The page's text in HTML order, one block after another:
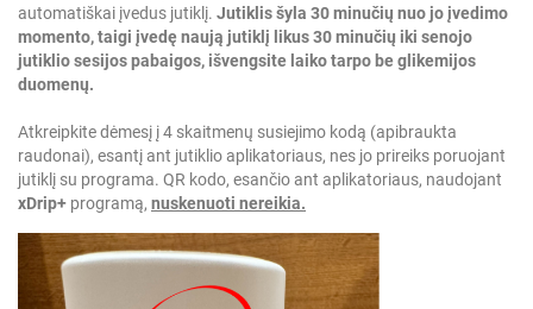
automatiškai įvedus jutiklį. Jutiklis šyla 30 minučių nuo jo įvedimo
momento, taigi įvedę naują jutiklį likus 30 minučių iki senojo
jutiklio sesijos pabaigos, išvengsite laiko tarpo be glikemijos
duomenų.
Atkreipkite dėmesį į 4 skaitmenų susiejimo kodą (apibraukta
raudonai), esantį ant jutiklio aplikatoriaus, nes jo prireiks poruojant
jutiklį su programa. QR kodo, esančio ant aplikatoriaus, naudojant
xDrip+ programą, nuskenuoti nereikia.